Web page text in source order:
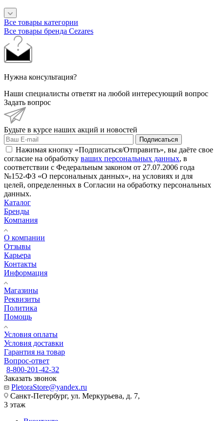
Все товары категории
Все товары бренда Cezares
Нужна консультация?
Наши специалисты ответят на любой интересующий вопрос
Задать вопрос
Будьте в курсе наших акций и новостей
Подписаться
Нажимая кнопку «Подписаться/Отправить», вы даёте свое
согласие на обработку ваших персональных данных, в
соответствии с Федеральным законом от 27.07.2006 года
№152-ФЗ «О персональных данных», на условиях и для
целей, определенных в Согласии на обработку персональных
данных.
Каталог
Бренды
Компания
О компании
Отзывы
Карьера
Контакты
Информация
Магазины
Реквизиты
Политика
Помощь
Условия оплаты
Условия доставки
Гарантия на товар
Вопрос-ответ
8-800-201-42-32
Заказать звонок
PletoraStore@yandex.ru
Санкт-Петербург, ул. Меркурьева, д. 7,
3 этаж